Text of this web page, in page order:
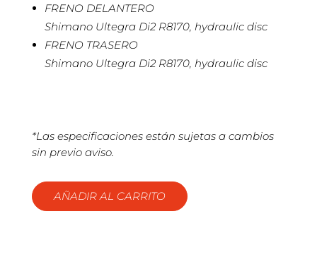
FRENO DELANTERO
Shimano Ultegra Di2 R8170, hydraulic disc
FRENO TRASERO
Shimano Ultegra Di2 R8170, hydraulic disc
*Las especificaciones están sujetas a cambios
sin previo aviso.
AÑADIR AL CARRITO